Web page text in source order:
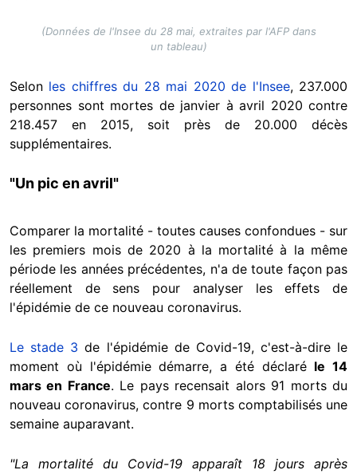
(Données de l'Insee du 28 mai, extraites par l'AFP dans
un tableau)
Selon les chiffres du 28 mai 2020 de l'Insee, 237.000
personnes sont mortes de janvier à avril 2020 contre
218.457 en 2015, soit près de 20.000 décès
supplémentaires.
"Un pic en avril"
Comparer la mortalité - toutes causes confondues - sur
les premiers mois de 2020 à la mortalité à la même
période les années précédentes, n'a de toute façon pas
réellement de sens pour analyser les effets de
l'épidémie de ce nouveau coronavirus.
Le stade 3 de l'épidémie de Covid-19, c'est-à-dire le
moment où l'épidémie démarre, a été déclaré le 14
mars en France. Le pays recensait alors 91 morts du
nouveau coronavirus, contre 9 morts comptabilisés une
semaine auparavant.
"La mortalité du Covid-19 apparaît 18 jours après